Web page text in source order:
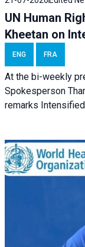
UN Human
Kheetan on
ENG FRA
At the bi-weekly
Spokesperson
remarks